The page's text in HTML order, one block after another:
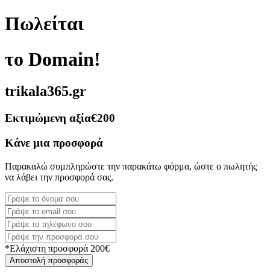
Πωλείται
το Domain!
trikala365.gr
Εκτιμώμενη αξία€200
Κάνε μια προσφορά
Παρακαλώ συμπληρώστε την παρακάτω φόρμα, ώστε ο πωλητής
να λάβει την προσφορά σας.
*Ελάχιστη προσφορά 200€
Αποστολή προσφοράς